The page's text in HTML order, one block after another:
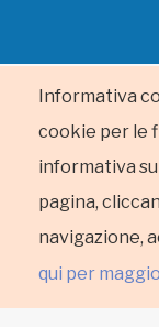
Informativa
cookie per le
informativa
pagina,
navigazione,
qui per